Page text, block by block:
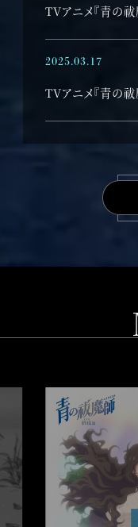
TVアニメ『青の
2025.03.17
TVアニメ『青の